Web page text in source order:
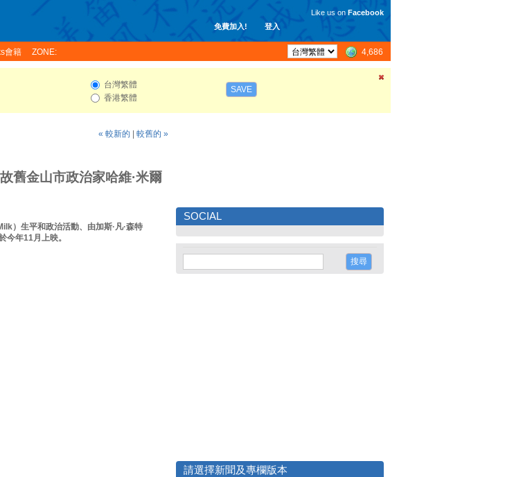
免費加入! 登入
Like us on Facebook
會籍 ZONE: 4,686
台灣繁體
香港繁體
SAVE
« 較新的
較舊的 »
舊金山市政治家哈維·米爾
）生平和政治活動、由加斯·凡·森特
今年11月上映。
SOCIAL
請選擇新聞及專欄版本